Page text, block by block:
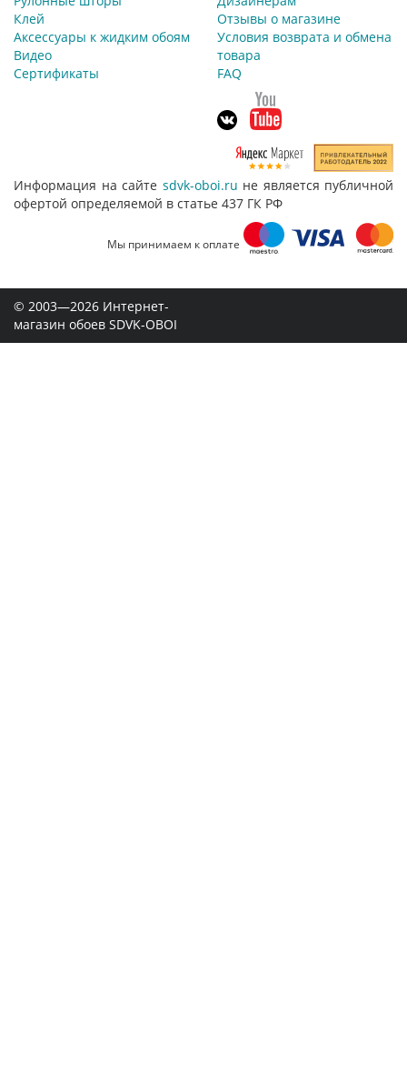
Клей
Аксессуары к жидким обоям
Видео
Сертификаты
Отзывы о магазине
Условия возврата и обмена
товара
FAQ
Информация на сайте sdvk-oboi.ru не является публичной
офертой определяемой в статье 437 ГК РФ
Мы принимаем к оплате
© 2003—2026 Интернет-
магазин обоев SDVK-OBOI